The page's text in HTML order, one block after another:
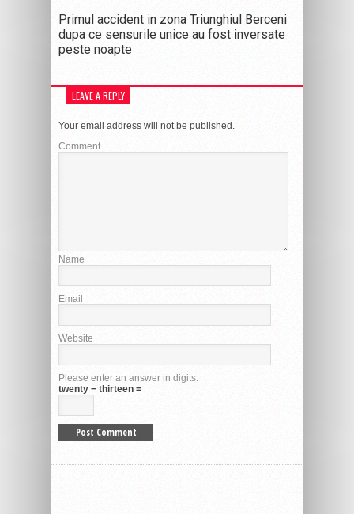
Primul accident in zona Triunghiul Berceni
dupa ce sensurile unice au fost inversate
peste noapte
LEAVE A REPLY
Your email address will not be published.
Comment
Name
Email
Website
Please enter an answer in digits:
twenty − thirteen =